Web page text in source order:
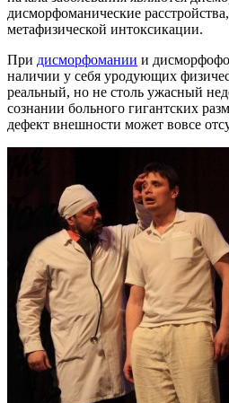
дисморфоманические
метафизической интоксикации.
При дисморфомании и
наличии у себя уродующих
реальный, но не столь ужасный
сознании больного гигантских
дефект внешности может вовсе